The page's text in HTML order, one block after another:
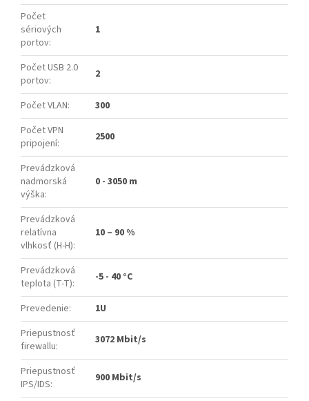
Počet
sériových
portov:
1
Počet USB 2.0
portov: 2
Počet VLAN:
300
Počet VPN
pripojení: 2500
Prevádzková
nadmorská
výška:
0 - 3050 m
Prevádzková
relatívna
vlhkosť (H-H):
10 – 90 %
Prevádzková
teplota (T-T): -5 - 40 °C
Prevedenie:
1U
Priepustnosť
firewallu: 3072 Mbit/s
Priepustnosť
IPS/IDS: 900 Mbit/s